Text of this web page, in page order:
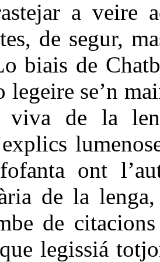
a veire
de segur,
biais de
legeire se’n
de la
ont
de la
de
legissiá